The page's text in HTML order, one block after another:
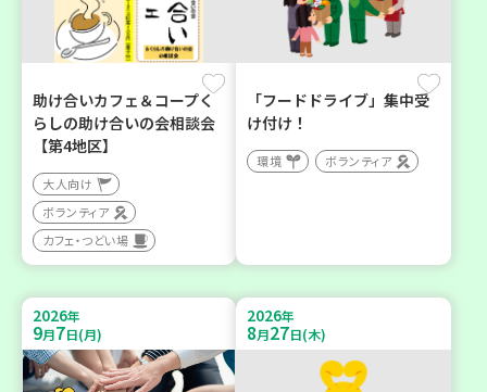
助け合いカフェ＆コープく
らしの助け合いの会相談会
【第4地区】
大人向け
ボランティア
カフェ・つどい場
「フードドライブ」集中受
け付け！
環境 ボランティア
2026年
9月7日(月)
2026年
8月27日(木)